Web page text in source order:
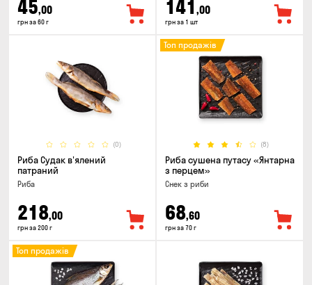
45,00
грн за 60 г
141 ,00
грн за 1 шт
(0)
Риба Судак в'ялений
патраний
Риба
218,00
грн за 200 г
(8)
Топ продажів
Риба сушена путасу «Янтарна
з перцем»
Снек з риби
68,60
грн за 70 г
Топ продажів